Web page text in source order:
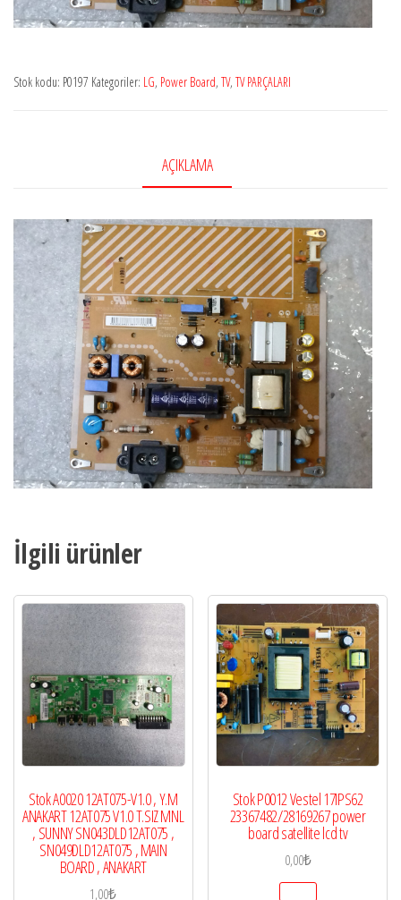
Stok kodu: P0197 Kategoriler: LG, Power Board, TV, TV PARÇALARI
AÇIKLAMA
İlgili ürünler
Stok A0020 12AT075-V1.0 , Y.M
ANAKART 12AT075 V1.0 T.SIZ MNL
, SUNNY SN043DLD12AT075 ,
SN049DLD12AT075 , MAIN
BOARD , ANAKART
1,00₺
Stok P0012 Vestel 17IPS62
23367482/28169267 power
board satellite lcd tv
0,00₺